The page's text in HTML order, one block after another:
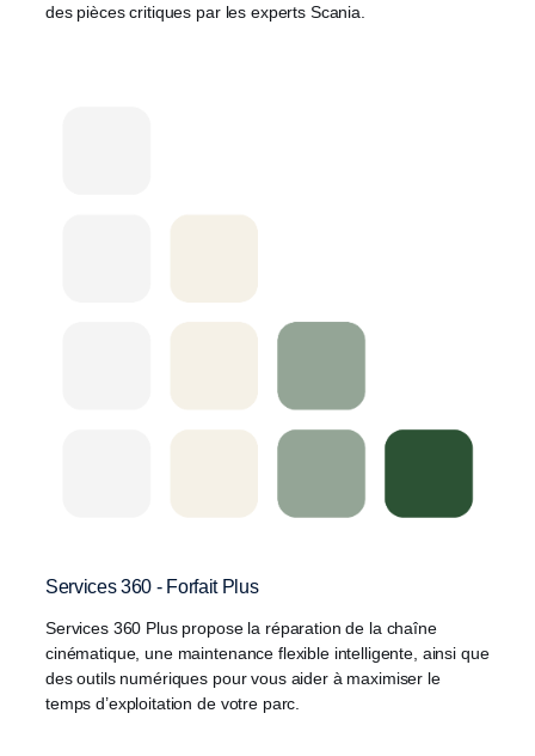
des pièces critiques par les experts Scania.
Services 360 - Forfait Plus
Services 360 Plus propose la réparation de la chaîne
cinématique, une maintenance flexible intelligente, ainsi que
des outils numériques pour vous aider à maximiser le
temps d’exploitation de votre parc.